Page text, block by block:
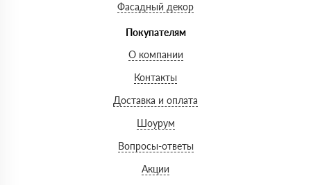
Фасадный декор
Покупателям
О компании
Контакты
Доставка и оплата
Шоурум
Вопросы-ответы
Акции